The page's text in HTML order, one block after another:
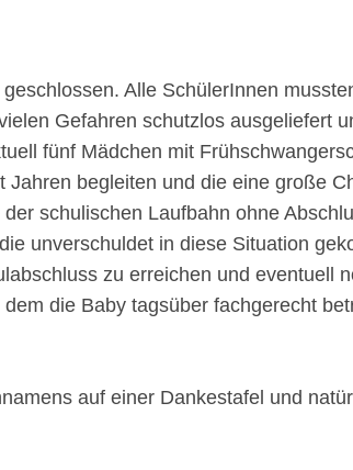
Alle SchülerInnen
Gefahren schutzlos ausgeliefert
fünf Mädchen mit
begleiten und die eine große
schulischen Laufbahn ohne
unverschuldet in diese Situation
zu erreichen und eventuell
die Baby tagsüber fachgerecht
auf einer Dankestafel und